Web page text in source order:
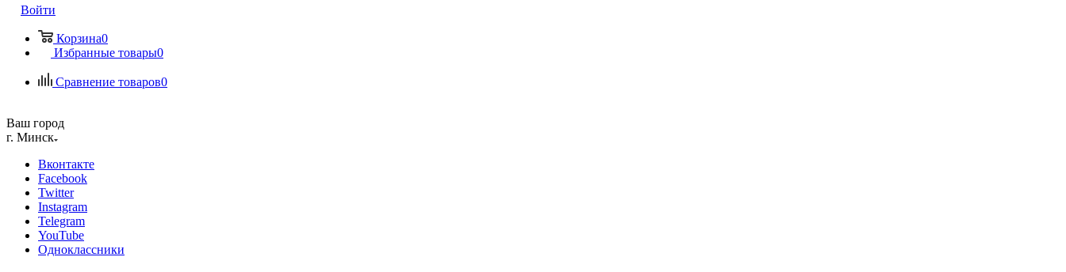
Войти
Корзина0
Избранные товары0
Сравнение товаров0
Ваш город
г. Минск
Вконтакте
Facebook
Twitter
Instagram
Telegram
YouTube
Одноклассники